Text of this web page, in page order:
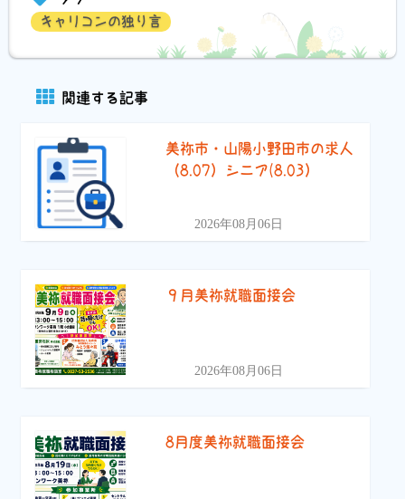
キャリコンの独り言
関連する記事
美祢市・山陽小野田市の求人
（8.07）シニア(8.03）
2026年08月06日
９月美祢就職面接会
2026年08月06日
8月度美祢就職面接会